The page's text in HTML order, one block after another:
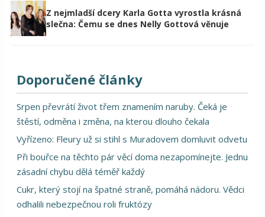
Z nejmladší dcery Karla Gotta vyrostla krásná
slečna: Čemu se dnes Nelly Gottová věnuje
Doporučené články
Srpen převrátí život třem znamením naruby. Čeká je
štěstí, odměna i změna, na kterou dlouho čekala
Vyřízeno: Fleury už si stihl s Muradovem domluvit odvetu
Při bouřce na těchto pár věcí doma nezapomínejte. Jednu
zásadní chybu dělá téměř každý
Cukr, který stojí na špatné straně, pomáhá nádoru. Vědci
odhalili nebezpečnou roli fruktózy